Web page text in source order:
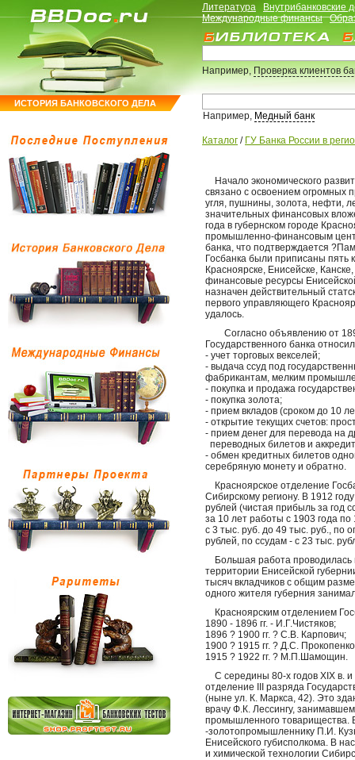
ИСТОРИЯ БАНКОВСКОГО ДЕЛА
Литература
Внутрибанковские
Международные финансы
Например,Проверка клиентов
Например, Медный банк
Каталог / ГУ Банка России в
Начало экономического
связано с освоением огромных
угля, пушнины, золота, нефти,
значительных финансовых
года в губернском городе
промышленно-финансовым
банка, что подтверждается
Госбанка были приписаны пять
Красноярске, Енисейске,
финансовые ресурсы
назначен действительный
первого управляющего
удалось.
Согласно объявлению от
Государственного банка
- учет торговых векселей;
- выдача ссуд под
фабрикантам, мелким
- покупка и продажа
- покупка золота;
- прием вкладов (сроком до 10
- открытие текущих счетов:
- прием денег для перевода на
переводных билетов и
- обмен кредитных билетов
серебряную монету и обратно.
Красноярское отделение
Сибирскому региону. В 1912
рублей (чистая прибыль за год
за 10 лет работы с 1903 года по
с 3 тыс. руб. до 49 тыс. руб., по
рублей, по ссудам - с 23 тыс.
Большая работа проводилась
территории Енисейской
тысяч вкладчиков с общим
одного жителя губерния
Красноярским отделением
1890 - 1896 гг. - И.Г.Чистяков;
1896 ? 1900 гг. ? С.В. Карпович;
1900 ? 1915 гг. ? Д.С.
1915 ? 1922 гг. ? М.П.Шамощин.
С середины 80-х годов XIX в. и
отделение III разряда
(ныне ул. К. Маркса, 42). Это
врачу Ф.К. Лессингу,
промышленного товарищества.
-золотопромышленнику П.И.
Енисейского губисполкома. В
и химической технологии